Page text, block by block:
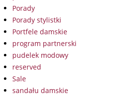
Porady
Porady stylistki
Portfele damskie
program partnerski
pudelek modowy
reserved
Sale
sandału damskie